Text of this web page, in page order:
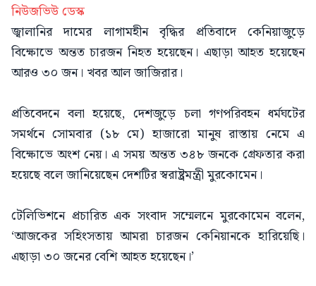
নিউজভিউ ডেস্ক
জ্বালানির দামের লাগামহীন বৃদ্ধির প্রতিবাদে কেনিয়াজুড়ে
বিক্ষোভে অন্তত চারজন নিহত হয়েছেন। এছাড়া আহত হয়েছেন
আরও ৩০ জন। খবর আল জাজিরার।
প্রতিবেদনে বলা হয়েছে, দেশজুড়ে চলা গণপরিবহন ধর্মঘটের
সমর্থনে সোমবার (১৮ মে) হাজারো মানুষ রাস্তায় নেমে এ
বিক্ষোভে অংশ নেয়। এ সময় অন্তত ৩৪৮ জনকে গ্রেফতার করা
হয়েছে বলে জানিয়েছেন দেশটির স্বরাষ্ট্রমন্ত্রী মুরকোমেন।
টেলিভিশনে প্রচারিত এক সংবাদ সম্মেলনে মুরকোমেন বলেন,
‘আজকের সহিংসতায় আমরা চারজন কেনিয়ানকে হারিয়েছি।
এছাড়া ৩০ জনের বেশি আহত হয়েছেন।’